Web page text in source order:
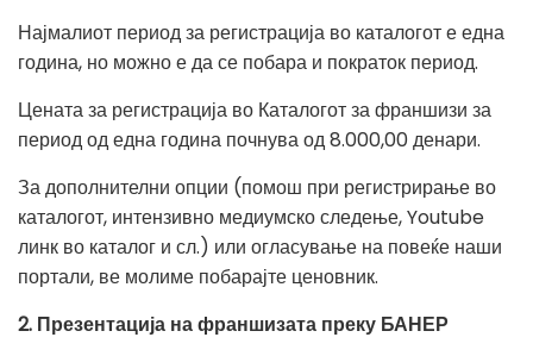
Најмалиот период за регистрација во каталогот е една
година, но можно е да се побара и пократок период.
Цената за регистрација во Каталогот за франшизи за
период од една година почнува од 8.000,00 денари.
За дополнителни опции (помош при регистрирање во
каталогот, интензивно медиумско следење, Youtube
линк во каталог и сл.) или огласување на повеќе наши
портали, ве молиме побарајте ценовник.
2. Презентација на франшизата преку БАНЕР